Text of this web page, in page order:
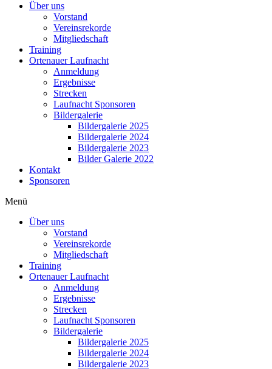
Über uns
Vorstand
Vereinsrekorde
Mitgliedschaft
Training
Ortenauer Laufnacht
Anmeldung
Ergebnisse
Strecken
Laufnacht Sponsoren
Bildergalerie
Bildergalerie 2025
Bildergalerie 2024
Bildergalerie 2023
Bilder Galerie 2022
Kontakt
Sponsoren
Menü
Über uns
Vorstand
Vereinsrekorde
Mitgliedschaft
Training
Ortenauer Laufnacht
Anmeldung
Ergebnisse
Strecken
Laufnacht Sponsoren
Bildergalerie
Bildergalerie 2025
Bildergalerie 2024
Bildergalerie 2023